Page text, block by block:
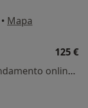
• Mapa
125 €
Esse especialista não oferece agendamento online para esse endereço.